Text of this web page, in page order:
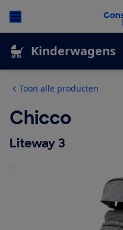
Kinderwagens
Toon alle producten
Chicco
Liteway 3